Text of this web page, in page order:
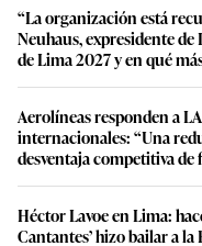
“La organización está
Neuhaus, expresidente de
de Lima 2027 y en qué
Aerolíneas responden a
internacionales: “Una
desventaja competitiva de
Héctor Lavoe en Lima:
Cantantes’ hizo bailar a la